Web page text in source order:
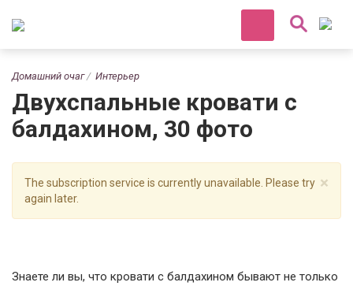
Домашний очаг Интерьер
Двухспальные кровати с
балдахином, 30 фото
×
The subscription service is currently unavailable. Please try
again later.
Знаете ли вы, что кровати с балдахином бывают не только